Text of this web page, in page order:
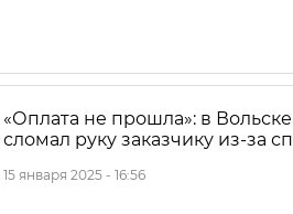
«Оплата не прошла»: в
сломал руку заказчику из-за
15 января 2025 - 16:56